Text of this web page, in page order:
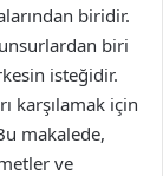
biridir.
biri
isteğidir.
karşılamak için
makalede,
ve